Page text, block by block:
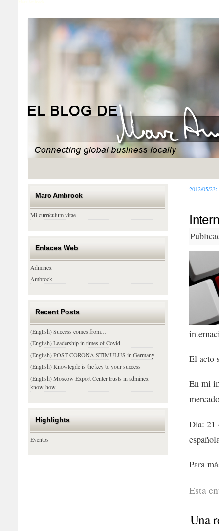
2012/05/23:
El acto
En mi
Día: 21
Para
Esta
Una
Marc Ambrock
Mi currículum vitae
Enlaces Web
Adminex
Ambrock
Recent Posts
(English) Success comes from…
(English) Leadership in times of Covid
(English) POST CORONA STIMULUS in Germany
(English) Knowlegde is the key to your success
(English) Moscow Export Center trusts in adminex
know-how
Highlights
Eventos